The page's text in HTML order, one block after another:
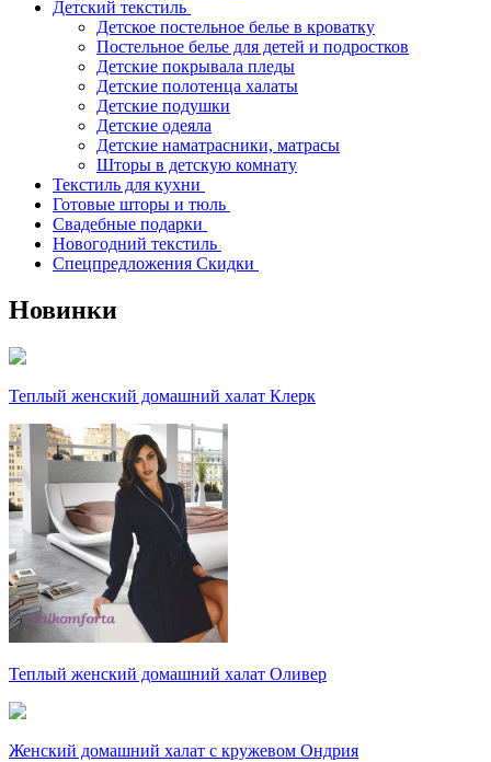
Детский текстиль
Детское постельное белье в кроватку
Постельное белье для детей и подростков
Детские покрывала пледы
Детские полотенца халаты
Детские подушки
Детские одеяла
Детские наматрасники, матрасы
Шторы в детскую комнату
Текстиль для кухни
Готовые шторы и тюль
Свадебные подарки
Новогодний текстиль
Спецпредложения Скидки
Новинки
Теплый женский домашний халат Клерк
Теплый женский домашний халат Оливер
Женский домашний халат с кружевом Ондрия